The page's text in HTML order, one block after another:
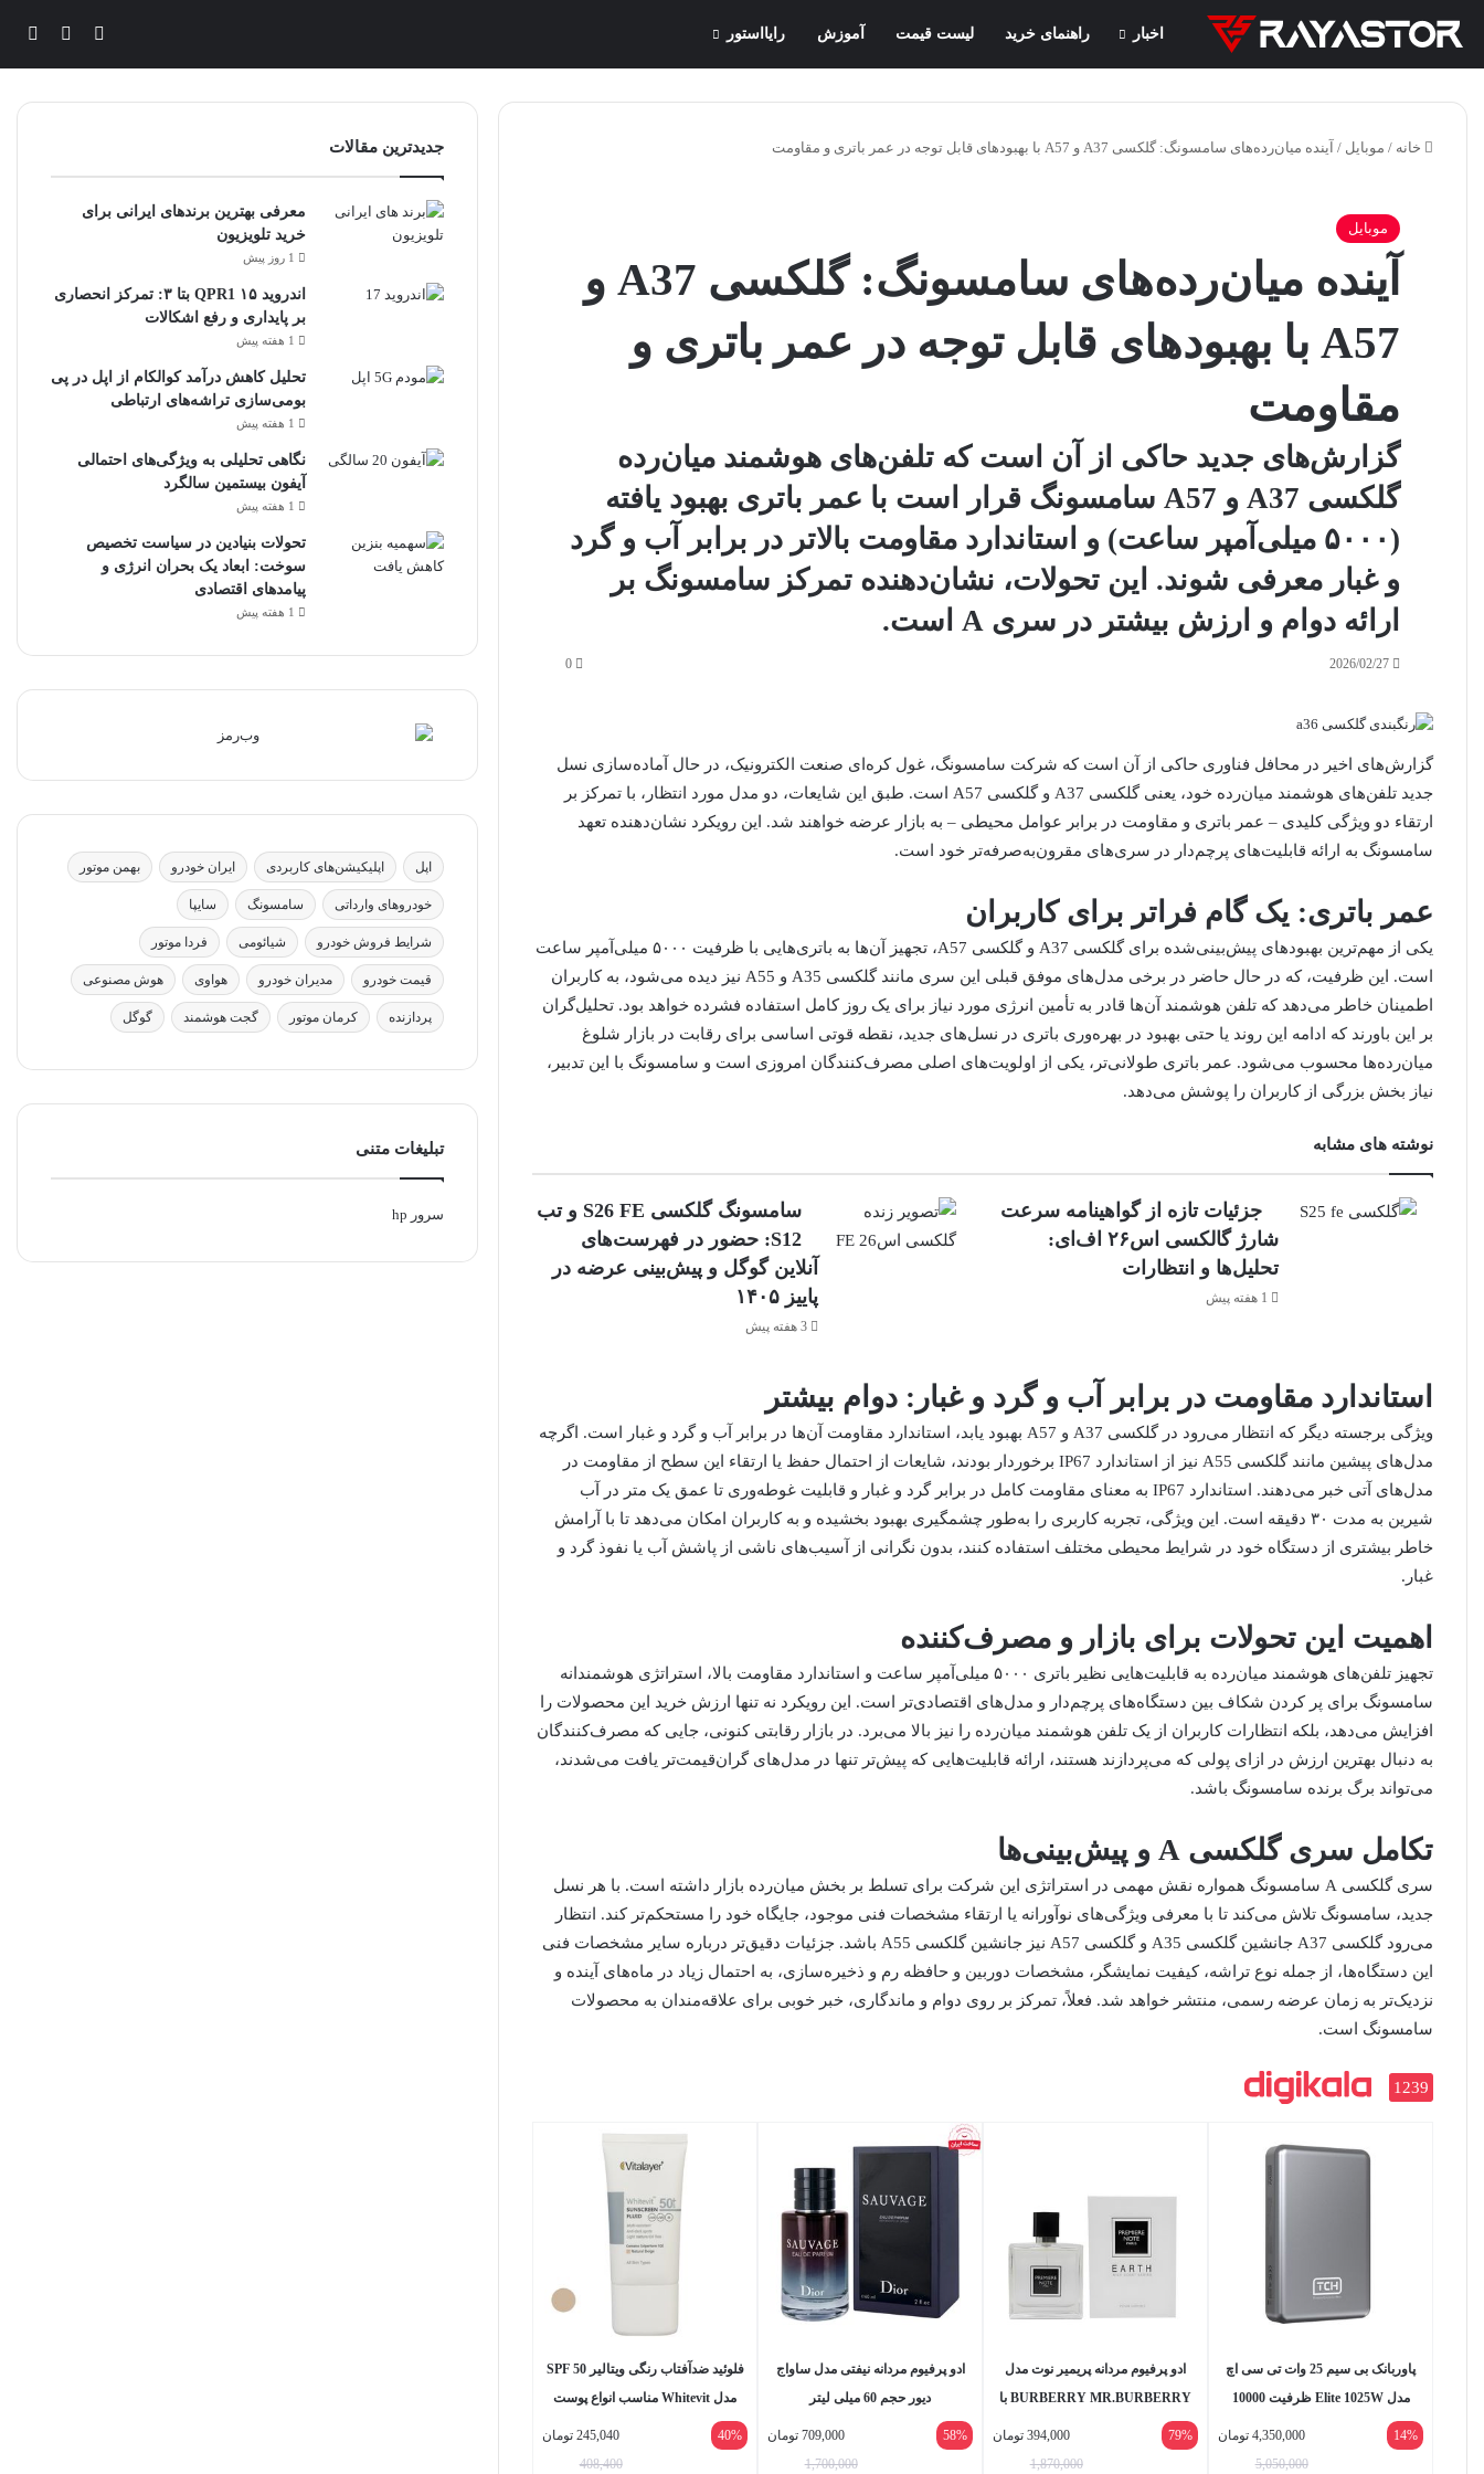
اخبار راهنمای خرید لیست قیمت آموزش رایااستور ورود تغییر
خانه / موبایل / آینده میان‌رده‌های سامسونگ: گلکسی A37 و A57 با بهبودهای قابل توجه در عمر باتری و مقاومت
موبایل
آینده میان‌رده‌های سامسونگ: گلکسی A37 و
A57 با بهبودهای قابل توجه در عمر باتری و
مقاومت
گزارش‌های جدید حاکی از آن است که تلفن‌های هوشمند میان‌رده
گلکسی A37 و A57 سامسونگ قرار است با عمر باتری بهبود یافته
(۵۰۰۰ میلی‌آمپر ساعت) و استاندارد مقاومت بالاتر در برابر آب و گرد
و غبار معرفی شوند. این تحولات، نشان‌دهنده تمرکز سامسونگ بر
ارائه دوام و ارزش بیشتر در سری A است.
2026/02/27
0
گزارش‌های اخیر در محافل فناوری حاکی از آن است که شرکت سامسونگ، غول کره‌ای صنعت الکترونیک، در حال آماده‌سازی نسل
جدید تلفن‌های هوشمند میان‌رده خود، یعنی گلکسی A37 و گلکسی A57 است. طبق این شایعات، دو مدل مورد انتظار، با تمرکز بر
ارتقاء دو ویژگی کلیدی – عمر باتری و مقاومت در برابر عوامل محیطی – به بازار عرضه خواهند شد. این رویکرد نشان‌دهنده تعهد
سامسونگ به ارائه قابلیت‌های پرچم‌دار در سری‌های مقرون‌به‌صرفه‌تر خود است.
عمر باتری: یک گام فراتر برای کاربران
یکی از مهم‌ترین بهبودهای پیش‌بینی‌شده برای گلکسی A37 و گلکسی A57، تجهیز آن‌ها به باتری‌هایی با ظرفیت ۵۰۰۰ میلی‌آمپر ساعت
است. این ظرفیت، که در حال حاضر در برخی مدل‌های موفق قبلی این سری مانند گلکسی A35 و A55 نیز دیده می‌شود، به کاربران
اطمینان خاطر می‌دهد که تلفن هوشمند آن‌ها قادر به تأمین انرژی مورد نیاز برای یک روز کامل استفاده فشرده خواهد بود. تحلیل‌گران
بر این باورند که ادامه این روند یا حتی بهبود در بهره‌وری باتری در نسل‌های جدید، نقطه قوتی اساسی برای رقابت در بازار شلوغ
میان‌رده‌ها محسوب می‌شود. عمر باتری طولانی‌تر، یکی از اولویت‌های اصلی مصرف‌کنندگان امروزی است و سامسونگ با این تدبیر،
نیاز بخش بزرگی از کاربران را پوشش می‌دهد.
نوشته های مشابه
جزئیات تازه از گواهینامه سرعت
شارژ گالکسی اس۲۶ اف‌ای:
تحلیل‌ها و انتظارات
1 هفته پیش
سامسونگ گلکسی S26 FE و تب
S12: حضور در فهرست‌های
آنلاین گوگل و پیش‌بینی عرضه در
پاییز ۱۴۰۵
3 هفته پیش
استاندارد مقاومت در برابر آب و گرد و غبار: دوام بیشتر
ویژگی برجسته دیگر که انتظار می‌رود در گلکسی A37 و A57 بهبود یابد، استاندارد مقاومت آن‌ها در برابر آب و گرد و غبار است. اگرچه
مدل‌های پیشین مانند گلکسی A55 نیز از استاندارد IP67 برخوردار بودند، شایعات از احتمال حفظ یا ارتقاء این سطح از مقاومت در
مدل‌های آتی خبر می‌دهند. استاندارد IP67 به معنای مقاومت کامل در برابر گرد و غبار و قابلیت غوطه‌وری تا عمق یک متر در آب
شیرین به مدت ۳۰ دقیقه است. این ویژگی، تجربه کاربری را به‌طور چشمگیری بهبود بخشیده و به کاربران امکان می‌دهد تا با آرامش
خاطر بیشتری از دستگاه خود در شرایط محیطی مختلف استفاده کنند، بدون نگرانی از آسیب‌های ناشی از پاشش آب یا نفوذ گرد و
غبار.
اهمیت این تحولات برای بازار و مصرف‌کننده
تجهیز تلفن‌های هوشمند میان‌رده به قابلیت‌هایی نظیر باتری ۵۰۰۰ میلی‌آمپر ساعت و استاندارد مقاومت بالا، استراتژی هوشمندانه
سامسونگ برای پر کردن شکاف بین دستگاه‌های پرچم‌دار و مدل‌های اقتصادی‌تر است. این رویکرد نه تنها ارزش خرید این محصولات را
افزایش می‌دهد، بلکه انتظارات کاربران از یک تلفن هوشمند میان‌رده را نیز بالا می‌برد. در بازار رقابتی کنونی، جایی که مصرف‌کنندگان
به دنبال بهترین ارزش در ازای پولی که می‌پردازند هستند، ارائه قابلیت‌هایی که پیش‌تر تنها در مدل‌های گران‌قیمت‌تر یافت می‌شدند،
می‌تواند برگ برنده سامسونگ باشد.
تکامل سری گلکسی A و پیش‌بینی‌ها
سری گلکسی A سامسونگ همواره نقش مهمی در استراتژی این شرکت برای تسلط بر بخش میان‌رده بازار داشته است. با هر نسل
جدید، سامسونگ تلاش می‌کند تا با معرفی ویژگی‌های نوآورانه یا ارتقاء مشخصات فنی موجود، جایگاه خود را مستحکم‌تر کند. انتظار
می‌رود گلکسی A37 جانشین گلکسی A35 و گلکسی A57 نیز جانشین گلکسی A55 باشد. جزئیات دقیق‌تر درباره سایر مشخصات فنی
این دستگاه‌ها، از جمله نوع تراشه، کیفیت نمایشگر، مشخصات دوربین و حافظه رم و ذخیره‌سازی، به احتمال زیاد در ماه‌های آینده و
نزدیک‌تر به زمان عرضه رسمی، منتشر خواهد شد. فعلاً، تمرکز بر روی دوام و ماندگاری، خبر خوبی برای علاقه‌مندان به محصولات
سامسونگ است.
1239
پاوربانک بی سیم 25 وات تی سی اچ
مدل Elite 1025W ظرفیت 10000
میلی‌آمپرساعت
14%
4,350,000 تومان
5,050,000
ادو پرفیوم مردانه پریمیر نوت مدل
BURBERRY MR.BURBERRY با
رایحه معتدل حجم 100 میلی لیتر
79%
394,000 تومان
1,870,000
ادو پرفیوم مردانه نیفتی مدل ساواج
دیور حجم 60 میلی لیتر
58%
709,000 تومان
1,700,000
فلوئید ضدآفتاب رنگی ویتالیر SPF 50
مدل Whitevit مناسب انواع پوست
40%
245,040 تومان
408,400
جدیدترین مقالات
معرفی بهترین برندهای ایرانی برای
خرید تلویزیون
1 روز پیش
اندروید ۱۵ QPR1 بتا ۳: تمرکز انحصاری
بر پایداری و رفع اشکالات
1 هفته پیش
تحلیل کاهش درآمد کوالکام از اپل در پی
بومی‌سازی تراشه‌های ارتباطی
1 هفته پیش
نگاهی تحلیلی به ویژگی‌های احتمالی
آیفون بیستمین سالگرد
1 هفته پیش
تحولات بنیادین در سیاست تخصیص
سوخت: ابعاد یک بحران انرژی و
پیامدهای اقتصادی
1 هفته پیش
اپل اپلیکیشن‌های کاربردی ایران خودرو بهمن موتور
خودروهای وارداتی سامسونگ سایپا
شرایط فروش خودرو شیائومی فردا موتور
قیمت خودرو مدیران خودرو هواوی هوش مصنوعی
پردازنده کرمان موتور گجت هوشمند گوگل
تبلیغات متنی
سرور hp